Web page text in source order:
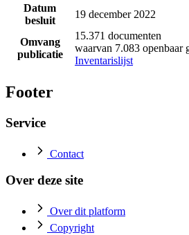
Datum
besluit
19 december 2022
Omvang
publicatie
15.371 documenten
waarvan 7.083 openbaar
Inventarislijst
Footer
Service
Contact
Over deze site
Over dit platform
Copyright